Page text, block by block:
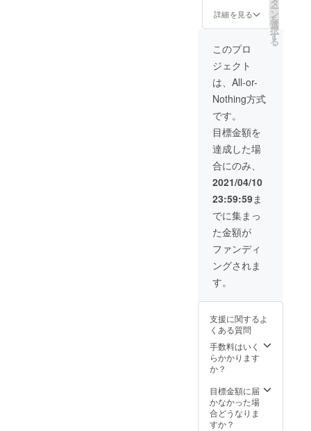
ますの
で、あ
めご了
承くだ
さい。
ソック
スのサ
イズ間
うにお
願いし
ます。
サイズ
違いに
よる返
品・返
金・交
換はお
受けで
きませ
ん。
す。 こ
のクー
利用は
ご支援
いただ
いたご
本人様
の利用
他人へ
の譲渡
などに
よる不
正仕様
が確認
された
場合即
時失効
いたし
ますの
で、あ
らかじ
さい。
間違い
のない
ように
お願い
イズ違
いによ
る返
プ内の
UTRYK
ドのア
イテム
であれ
ば、毎
月10点
まで、
続する
限り、
継続し
てご利
用いた
だける
優待
クーポ
ンとな
りま
す。 こ
のクー
ポンの
いただ
本人様
の利用
に限り
ます。
などに
よる不
正仕様
て、ブ
ランド
ライン
ショッ
プで使
える
30％OF
Fのクー
を発行
いたし
ます。
この
クーポ
ンコー
ドは、
オンラ
イン
ショッ
プ内の
UTRYK
ブラン
であれ
月10点
まで、
ブラン
ドが存
継続し
てご利
用いた
詳細を見る
タ
ー
ン
を
選
択
す
る
このプロ
ジェクト
は、All-or-
Nothing方式
です。
目標金額を
達成した場
合にのみ、
2021/04/10
23:59:59ま
でに集まっ
た金額が
ファンディ
ングされま
す。
支援に関するよ
くある質問
手数料はいく
らかかります
か？
目標金額に届
かなかった場
合どうなりま
すか？